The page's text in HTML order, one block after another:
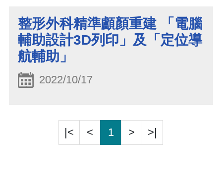
整形外科精準顱顏重建 「電腦
輔助設計3D列印」及「定位導
航輔助」
2022/10/17
|< < 1 > >|